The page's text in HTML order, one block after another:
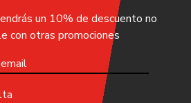
un 10% de descuento no
con otras promociones